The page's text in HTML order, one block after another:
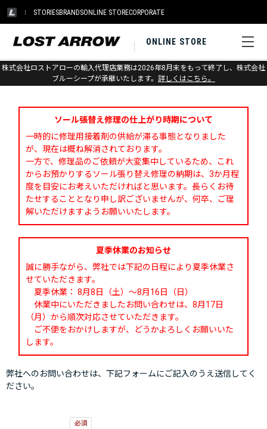
STORIESBRANDSONLINE STORECORPORATE
ONLINE STORE
株式会社ロストアローの輸入代理店業務は2026年8月末をもって終了し、株式会社
ブルーシープが承継いたします。 詳しくはこちら。
お問い合わせ
ソール張替え修理の仕上がり時期について
一時的に修理用接着剤の供給が滞る事態となりました
が、現在は概ね解消されております。
一方で、修理品のご依頼が大変集中しているため、これ
からお預かりするソール張り替え修理の納期は、3か月程
度を目安にお考えいただければと思います。長らくお待
たせすることとなり申し訳ございませんが、何卒、ご理
解いただけますようお願いいたします。
夏季休業のお知らせ
誠に勝手ながら、弊社では下記の日程により夏季休業さ
せていただきます。
夏季休業： 8月8日（土）～8月16日（日）
休業中にいただきましたお問い合わせは、8月17日
（月）から順次対応させていただきます。
ご不便をおかけしますが、どうかよろしくお願いいた
します。
弊社へのお問い合わせは、下記フォームにご記入のうえ送信してく
ださい。